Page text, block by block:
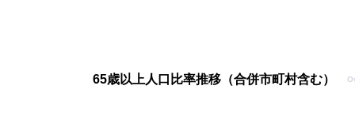
65歳以上人口比率推移（合併市町村含む）